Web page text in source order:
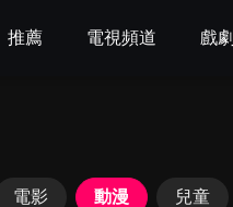
推薦 電視頻道 戲劇
電影 動漫 兒童